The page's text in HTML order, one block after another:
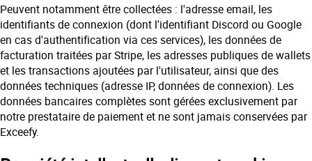
Peuvent notamment être collectées : l'adresse email, les
identifiants de connexion (dont l'identifiant Discord ou Google
en cas d'authentification via ces services), les données de
facturation traitées par Stripe, les adresses publiques de wallets
et les transactions ajoutées par l'utilisateur, ainsi que des
données techniques (adresse IP, données de connexion). Les
données bancaires complètes sont gérées exclusivement par
notre prestataire de paiement et ne sont jamais conservées par
Exceefy.